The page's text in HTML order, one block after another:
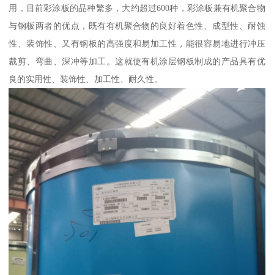
用，目前彩涂板的品种繁多，大约超过600种，彩涂板兼有机聚合物
与钢板两者的优点，既有有机聚合物的良好着色性、成型性、耐蚀
性、装饰性、又有钢板的高强度和易加工性，能很容易地进行冲压
裁剪、弯曲、深冲等加工。这就使有机涂层钢板制成的产品具有优
良的实用性、装饰性、加工性、耐久性。